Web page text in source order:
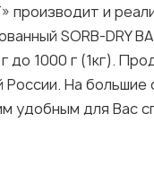
и
SORB-DRY
до 1000 г (1кг).
России. На
удобным для Вас